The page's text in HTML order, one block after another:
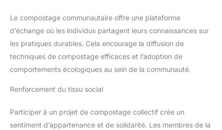
Le compostage communautaire offre une plateforme
d’échange où les individus partagent leurs connaissances sur
les pratiques durables. Cela encourage la diffusion de
techniques de compostage efficaces et l’adoption de
comportements écologiques au sein de la communauté.
Renforcement du tissu social
Participer à un projet de compostage collectif crée un
sentiment d’appartenance et de solidarité. Les membres de la